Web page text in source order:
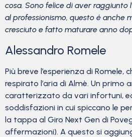
cosa. Sono felice di aver raggiunto
al professionismo, questo é anche
cresciuto e fatto maturare anno
Alessandro Romele
Più breve l’esperienza di Romele,
respirato l’aria di Almè. Un primo
caratterizzato da vari infortuni,
soddisfazioni in cui spiccano le
la tappa al Giro Next Gen di
affermazioni). A questo si